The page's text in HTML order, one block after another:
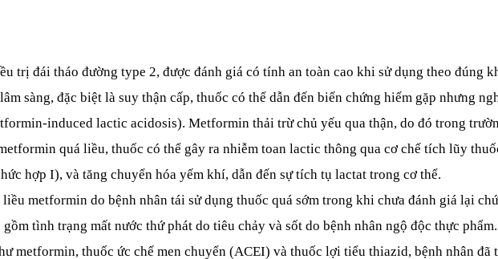
trị đái tháo đường type 2, được đánh giá có tính an toàn cao khi sử dụng theo đúng
sàng, đặc biệt là suy thận cấp, thuốc có thể dẫn đến biến chứng hiếm gặp nhưng
induced lactic acidosis). Metformin thải trừ chủ yếu qua thận, do đó trong
quá liều, thuốc có thể gây ra nhiễm toan lactic thông qua cơ chế tích lũy
hợp I), và tăng chuyển hóa yếm khí, dẫn đến sự tích tụ lactat trong cơ thể.
metformin do bệnh nhân tái sử dụng thuốc quá sớm trong khi chưa đánh giá lại
tình trạng mất nước thứ phát do tiêu chảy và sốt do bệnh nhân ngộ độc thực
metformin, thuốc ức chế men chuyển (ACEI) và thuốc lợi tiểu thiazid, bệnh nhân đã